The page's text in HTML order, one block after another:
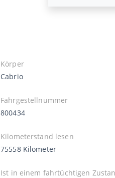
Körper
Cabrio
Fahrgestellnummer
800434
Kilometerstand lesen
75558 Kilometer
Ist in einem fahrtüchtigen